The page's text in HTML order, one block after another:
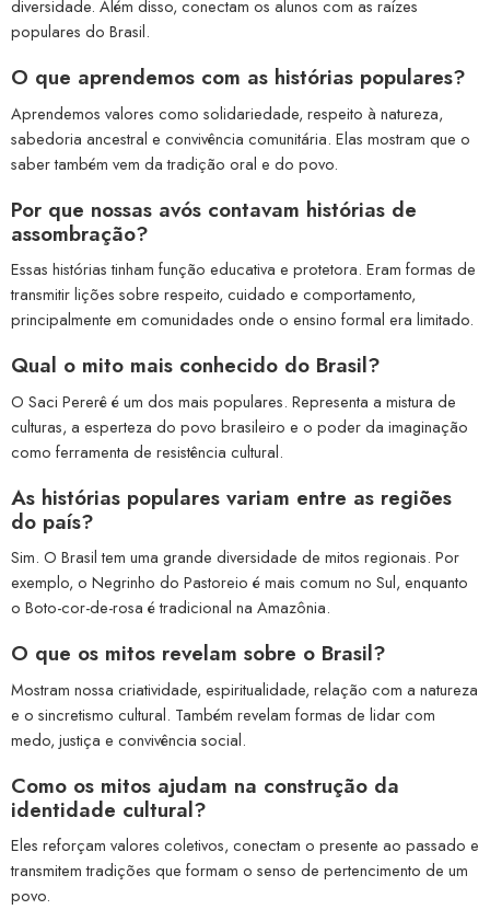
diversidade. Além disso, conectam os alunos com as raízes
populares do Brasil.
O que aprendemos com as histórias populares?
Aprendemos valores como solidariedade, respeito à natureza,
sabedoria ancestral e convivência comunitária. Elas mostram que o
saber também vem da tradição oral e do povo.
Por que nossas avós contavam histórias de
assombração?
Essas histórias tinham função educativa e protetora. Eram formas de
transmitir lições sobre respeito, cuidado e comportamento,
principalmente em comunidades onde o ensino formal era limitado.
Qual o mito mais conhecido do Brasil?
O Saci Pererê é um dos mais populares. Representa a mistura de
culturas, a esperteza do povo brasileiro e o poder da imaginação
como ferramenta de resistência cultural.
As histórias populares variam entre as regiões
do país?
Sim. O Brasil tem uma grande diversidade de mitos regionais. Por
exemplo, o Negrinho do Pastoreio é mais comum no Sul, enquanto
o Boto-cor-de-rosa é tradicional na Amazônia.
O que os mitos revelam sobre o Brasil?
Mostram nossa criatividade, espiritualidade, relação com a natureza
e o sincretismo cultural. Também revelam formas de lidar com
medo, justiça e convivência social.
Como os mitos ajudam na construção da
identidade cultural?
Eles reforçam valores coletivos, conectam o presente ao passado e
transmitem tradições que formam o senso de pertencimento de um
povo.